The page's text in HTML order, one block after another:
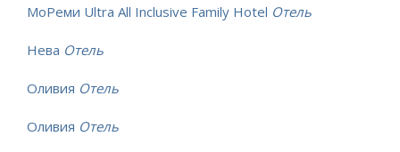
МоРеми Ultra All Inclusive Family Hotel Отель
Нева Отель
Оливия Отель
Оливия Отель